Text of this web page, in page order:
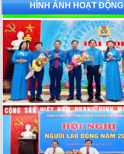
HÌNH ẢNH HOẠT ĐỘNG